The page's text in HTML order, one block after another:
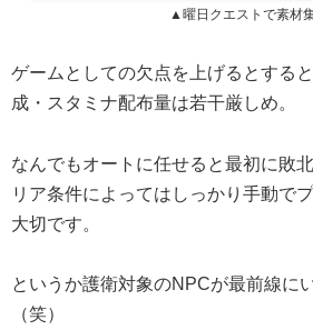
▲曜日クエストで素材
ゲームとしての欠点を上げるとする
成・スタミナ配布量は若干厳しめ。
なんでもオートに任せると最初に敗
リア条件によってはしっかり手動で
大切です。
というか護衛対象のNPCが最前線に
（笑）